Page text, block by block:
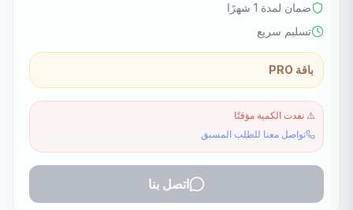
ضمان لمدة 1 شهرًا
تسليم سريع
باقة PRO
⚠️ نفدت الكمية مؤقتًا
تواصل معنا للطلب المسبق
اتصل بنا